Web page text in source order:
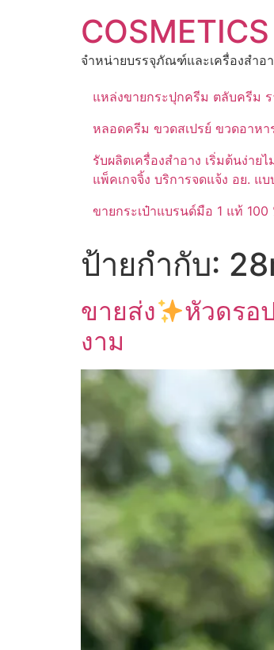
จำหน่ายบรรจุภัณฑ์และเครื่องสำอ
แหล่งขายกระปุกครีม ตลับครีม
หลอดครีม ขวดสเปรย์ ขวดอาห
รับผลิตเครื่องสำอาง เริ่มต้นง่า
แพ็คเกจจิ้ง บริการจดแจ้ง อย. แ
ขายกระเป๋าแบรนด์มือ 1 แท้
ป้ายกำกับ:
ขายส่ง
หัวดรอ
งาม